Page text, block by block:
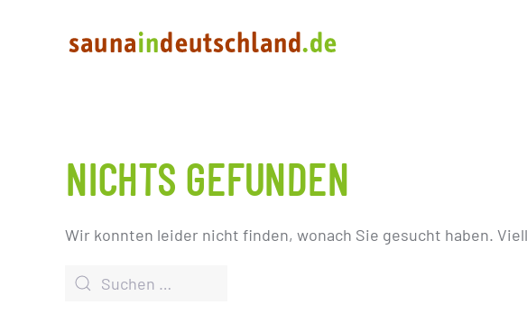
NICHTS GEFUNDEN
Wir konnten leider nicht finden, wonach Sie gesucht haben.